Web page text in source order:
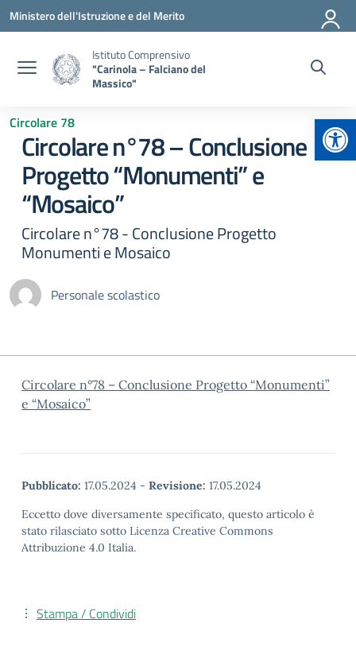
Vai ai contenuti
Vai al menu di navigazione
Vai al footer
Ministero dell'Istruzione e del Merito
Istituto Comprensivo
"Carinola – Falciano del
Massico"
Circolare 78
Circolare n°78 – Conclusione
Progetto “Monumenti” e
“Mosaico”
Circolare n°78 - Conclusione Progetto
Monumenti e Mosaico
Personale scolastico
Circolare n°78 – Conclusione Progetto “Monumenti”
e “Mosaico”
Pubblicato: 17.05.2024 - Revisione: 17.05.2024
Eccetto dove diversamente specificato, questo articolo è
stato rilasciato sotto Licenza Creative Commons
Attribuzione 4.0 Italia.
Stampa / Condividi